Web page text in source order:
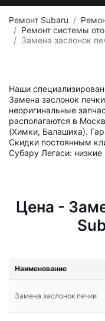
Ремонт Subaru
Ремонт системы
Замена заслонок
Наши
Замена заслонок
неоригинальные
располагаются в
(Химки, Балашиха).
Скидки постоянным
Субару Легаси:
Цена -
Наименование
Замена заслонок печки